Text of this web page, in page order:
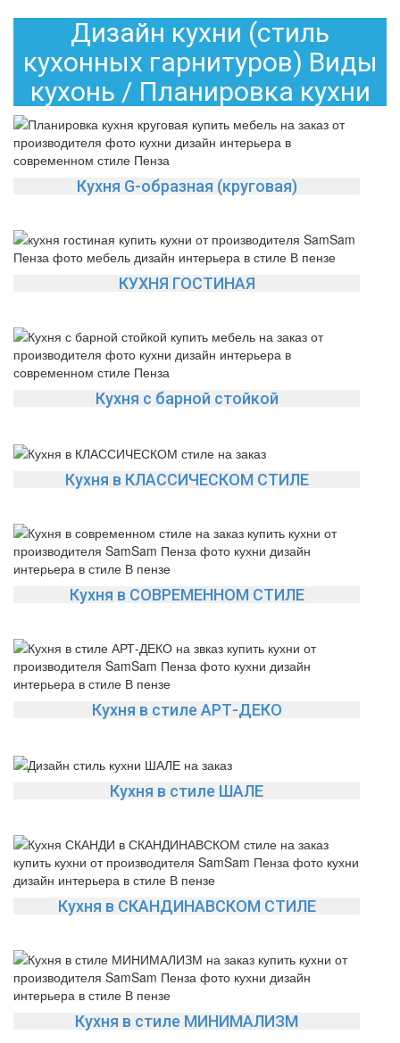
Дизайн кухни (стиль
кухонных гарнитуров) Виды
кухонь / Планировка кухни
Кухня G-образная (круговая)
КУХНЯ ГОСТИНАЯ
Кухня с барной стойкой
Кухня в КЛАССИЧЕСКОМ СТИЛЕ
Кухня в СОВРЕМЕННОМ СТИЛЕ
Кухня в стиле АРТ-ДЕКО
Кухня в стиле ШАЛЕ
Кухня в СКАНДИНАВСКОМ СТИЛЕ
Кухня в стиле МИНИМАЛИЗМ